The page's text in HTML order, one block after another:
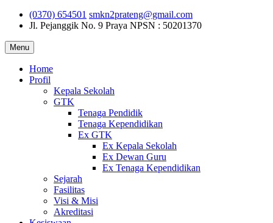
(0370) 654501 smkn2prateng@gmail.com
Jl. Pejanggik No. 9 Praya NPSN : 50201370
Menu
Home
Profil
Kepala Sekolah
GTK
Tenaga Pendidik
Tenaga Kependidikan
Ex GTK
Ex Kepala Sekolah
Ex Dewan Guru
Ex Tenaga Kependidikan
Sejarah
Fasilitas
Visi & Misi
Akreditasi